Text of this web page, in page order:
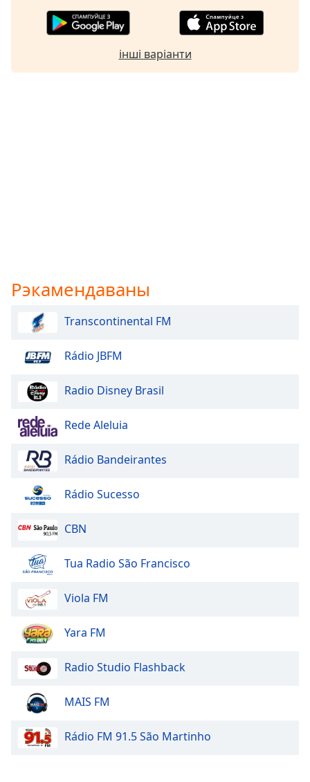
Dialog
інші варіанти
Рэкамендаваны
Transcontinental FM
Rádio JBFM
Radio Disney Brasil
Rede Aleluia
Rádio Bandeirantes
Rádio Sucesso
CBN
Tua Radio São Francisco
Viola FM
Yara FM
Radio Studio Flashback
MAIS FM
Rádio FM 91.5 São Martinho